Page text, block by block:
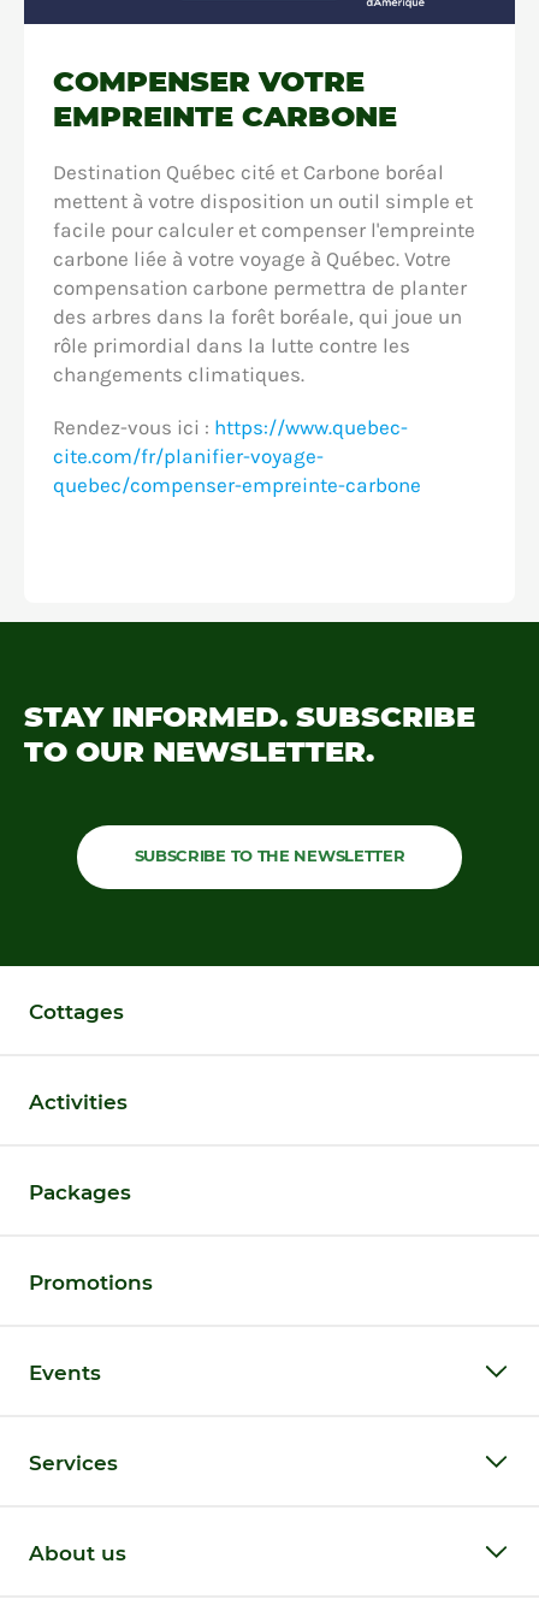
COMPENSER VOTRE
EMPREINTE CARBONE
Destination Québec cité et Carbone boréal
mettent à votre disposition un outil simple et
facile pour calculer et compenser l'empreinte
carbone liée à votre voyage à Québec. Votre
compensation carbone permettra de planter
des arbres dans la forêt boréale, qui joue un
rôle primordial dans la lutte contre les
changements climatiques.
Rendez-vous ici : https://www.quebec-
cite.com/fr/planifier-voyage-
quebec/compenser-empreinte-carbone
STAY INFORMED. SUBSCRIBE
TO OUR NEWSLETTER.
SUBSCRIBE TO THE NEWSLETTER
Cottages
Activities
Packages
Promotions
Events
Services
About us